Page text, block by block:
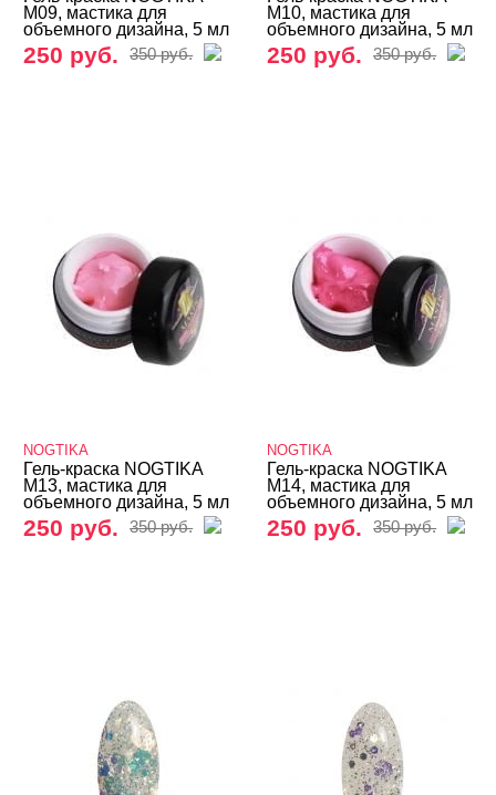
M09, мастика для
объемного дизайна, 5 мл
250 руб. 350 руб.
M10, мастика для
объемного дизайна, 5 мл
250 руб. 350 руб.
NOGTIKA
Гель-краска NOGTIKA
M13, мастика для
объемного дизайна, 5 мл
250 руб. 350 руб.
NOGTIKA
Гель-краска NOGTIKA
M14, мастика для
объемного дизайна, 5 мл
250 руб. 350 руб.